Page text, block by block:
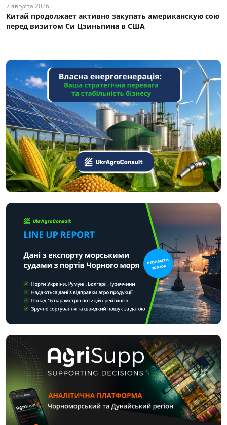
7 августа 2026
Китай продолжает активно закупать американскую сою
перед визитом Си Цзиньпина в США